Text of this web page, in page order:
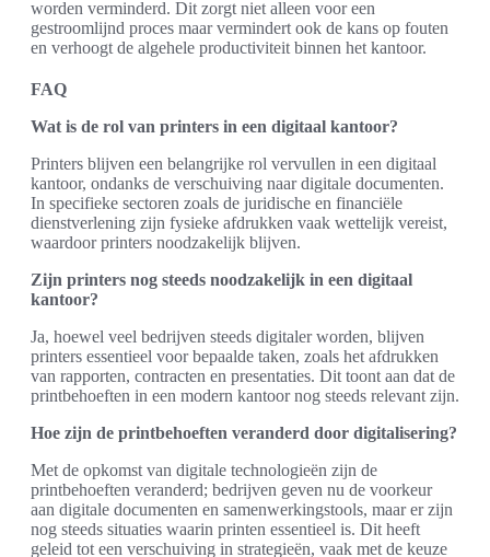
worden verminderd. Dit zorgt niet alleen voor een
gestroomlijnd proces maar vermindert ook de kans op fouten
en verhoogt de algehele productiviteit binnen het kantoor.
FAQ
Wat is de rol van printers in een digitaal kantoor?
Printers blijven een belangrijke rol vervullen in een digitaal
kantoor, ondanks de verschuiving naar digitale documenten.
In specifieke sectoren zoals de juridische en financiële
dienstverlening zijn fysieke afdrukken vaak wettelijk vereist,
waardoor printers noodzakelijk blijven.
Zijn printers nog steeds noodzakelijk in een digitaal
kantoor?
Ja, hoewel veel bedrijven steeds digitaler worden, blijven
printers essentieel voor bepaalde taken, zoals het afdrukken
van rapporten, contracten en presentaties. Dit toont aan dat de
printbehoeften in een modern kantoor nog steeds relevant zijn.
Hoe zijn de printbehoeften veranderd door digitalisering?
Met de opkomst van digitale technologieën zijn de
printbehoeften veranderd; bedrijven geven nu de voorkeur
aan digitale documenten en samenwerkingstools, maar er zijn
nog steeds situaties waarin printen essentieel is. Dit heeft
geleid tot een verschuiving in strategieën, vaak met de keuze